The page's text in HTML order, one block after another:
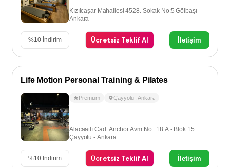
Kızılcașar Mahallesi 4528. Sokak No:5 Gölbaşı -
Ankara
%10 İndirim Ücretsiz Teklif Al İletişim
Life Motion Personal Training & Pilates
Premium Çayyolu ,Ankara
Alacaatlı Cad. Anchor Avm No : 18 A - Blok 15
Çayyolu - Ankara
%10 İndirim Ücretsiz Teklif Al İletişim